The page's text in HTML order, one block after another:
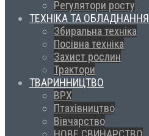
Регулятори росту
ТЕХНІКА ТА ОБЛАДНАННЯ
Збиральна техніка
Посівна техніка
Захист рослин
Трактори
ТВАРИННИЦТВО
ВРХ
Птахівництво
Вівчарство